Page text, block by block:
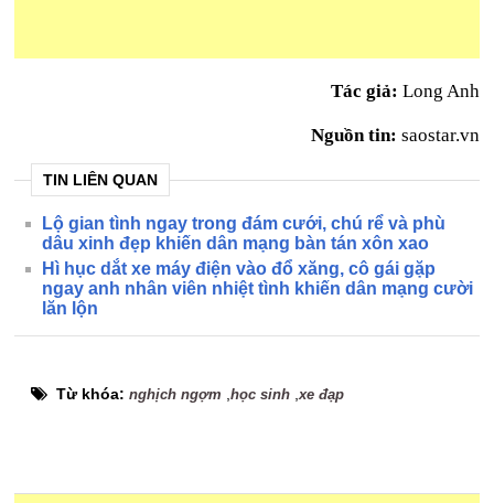
Tác giả: Long Anh
Nguồn tin: saostar.vn
TIN LIÊN QUAN
Lộ gian tình ngay trong đám cưới, chú rể và phù
dâu xinh đẹp khiến dân mạng bàn tán xôn xao
Hì hục dắt xe máy điện vào đổ xăng, cô gái gặp
ngay anh nhân viên nhiệt tình khiến dân mạng cười
lăn lộn
Từ khóa:nghịch ngợm ,học sinh ,xe đạp